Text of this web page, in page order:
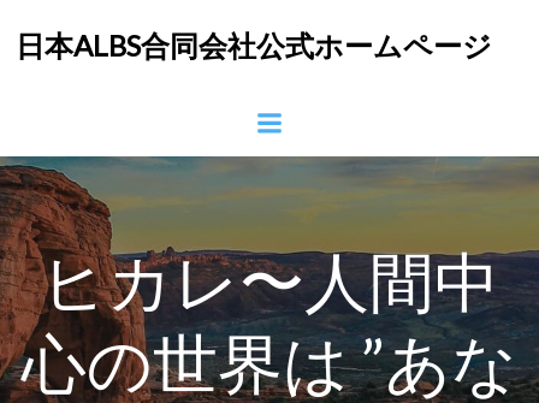
ン
ツ
へ
ス
プ
日本ALBS合同会社公式ホームページ
ヒカレ〜人間中
心の世界は ”あな